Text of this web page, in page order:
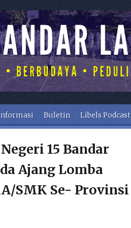
Buletin Libels Podcast
15 Bandar
Ajang Lomba
SMK Se- Provinsi